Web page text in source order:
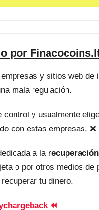
por
y sitios web de
mala regulación.
y usualmente
con estas empresas. ❌
a la
o por otros medios de
tu dinero.
⏪